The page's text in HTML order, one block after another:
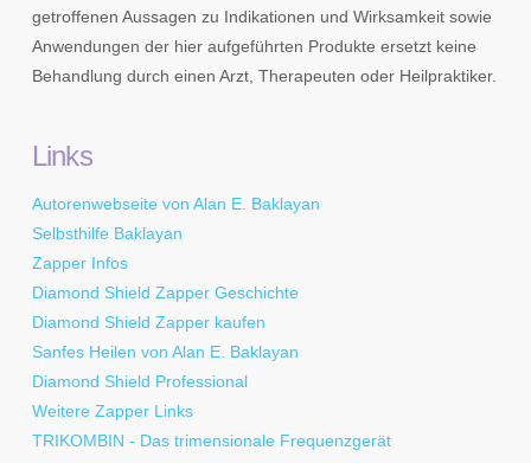
getroffenen Aussagen zu Indikationen und Wirksamkeit sowie
Anwendungen der hier aufgeführten Produkte ersetzt keine
Behandlung durch einen Arzt, Therapeuten oder Heilpraktiker.
Links
Autorenwebseite von Alan E. Baklayan
Selbsthilfe Baklayan
Zapper Infos
Diamond Shield Zapper Geschichte
Diamond Shield Zapper kaufen
Sanfes Heilen von Alan E. Baklayan
Diamond Shield Professional
Weitere Zapper Links
TRIKOMBIN - Das trimensionale Frequenzgerät